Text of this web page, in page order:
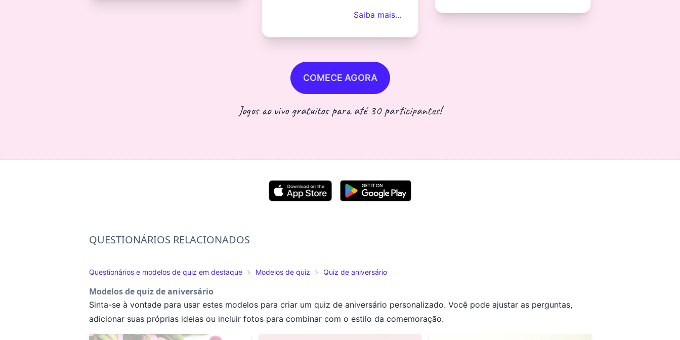
Saiba mais…
COMECE AGORA
Jogos ao vivo gratuitos para até 30 participantes!
QUESTIONÁRIOS RELACIONADOS
Questionários e modelos de quiz em destaque Modelos de quiz Quiz de aniversário
Modelos de quiz de aniversário
Sinta-se à vontade para usar estes modelos para criar um quiz de aniversário personalizado. Você pode ajustar as perguntas,
adicionar suas próprias ideias ou incluir fotos para combinar com o estilo da comemoração.